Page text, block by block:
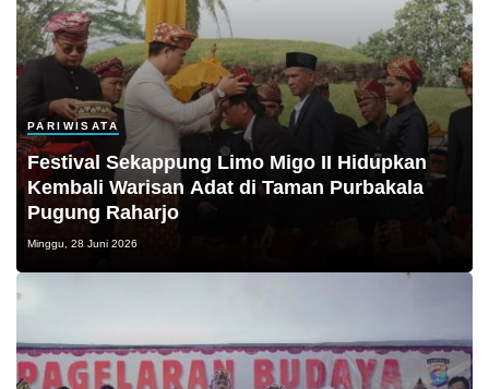
PARIWISATA
Festival Sekappung Limo Migo II Hidupkan
Kembali Warisan Adat di Taman Purbakala
Pugung Raharjo
Minggu, 28 Juni 2026